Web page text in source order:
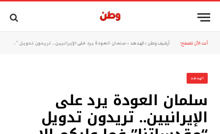
أنت الآن تتصفح: أرشيف وطن »الهدهد » سلمان العودة يرد على الإيرانيين.. تريدون تدويل “مقدساتنا” فما عليكم الا تدويل “مزاراتكم”
الهدهد
سلمان العودة يرد على
الإيرانيين.. تريدون تدويل